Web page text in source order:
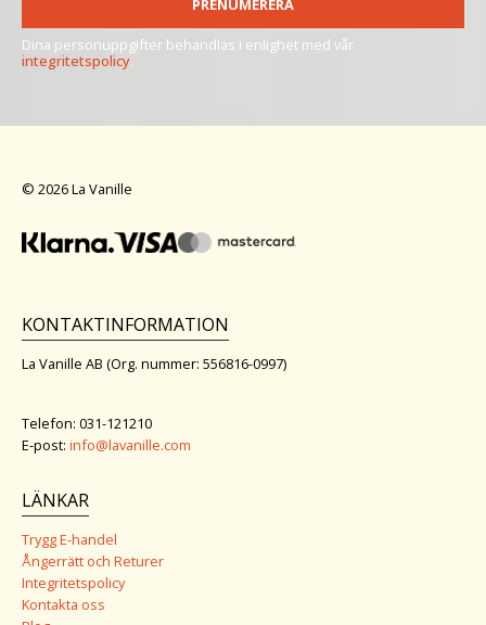
PRENUMERERA
Dina personuppgifter behandlas i enlighet med vår
integritetspolicy.
© 2026 La Vanille
KONTAKTINFORMATION
La Vanille AB (Org. nummer: 556816-0997)
Telefon: 031-121210
E-post: info@lavanille.com
LÄNKAR
Trygg E-handel
Ångerrätt och Returer
Integritetspolicy
Kontakta oss